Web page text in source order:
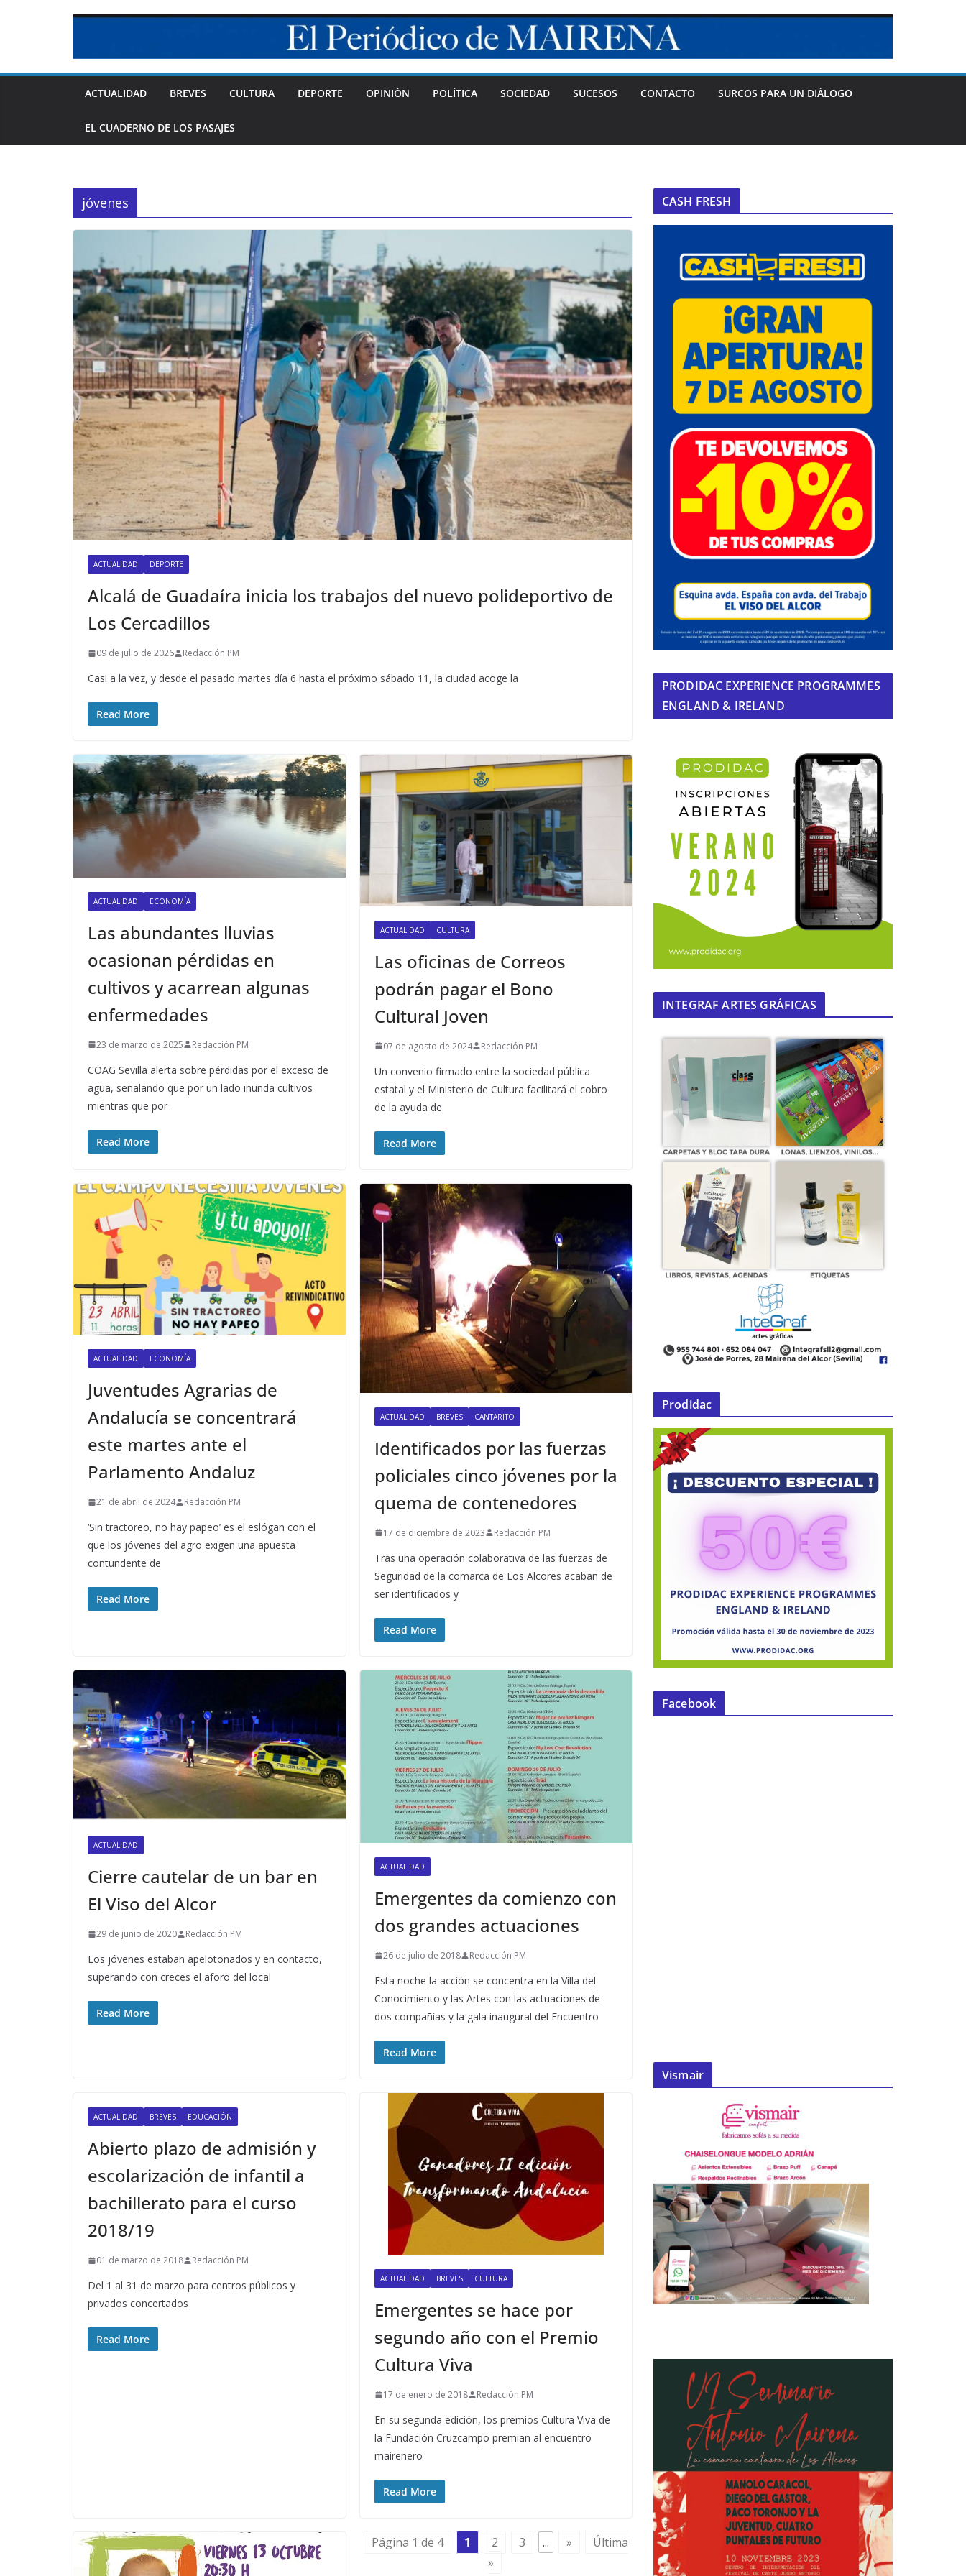
ACTUALIDAD BREVES CULTURA DEPORTE OPINIÓN POLÍTICA SOCIEDAD SUCESOS CONTACTO SURCOS PARA UN DIÁLOGO
EL CUADERNO DE LOS PASAJES
jóvenes
ACTUALIDAD DEPORTE
​Alcalá de Guadaíra inicia los trabajos del nuevo polideportivo de
Los Cercadillos
09 de julio de 2026 Redacción PM
Casi a la vez, y desde el pasado martes día 6 hasta el próximo sábado 11, la ciudad acoge la
Read More
ACTUALIDAD ECONOMÍA
Las abundantes lluvias
ocasionan pérdidas en
cultivos y acarrean algunas
enfermedades
23 de marzo de 2025 Redacción PM
COAG Sevilla alerta sobre pérdidas por el exceso de
agua, señalando que por un lado inunda cultivos
mientras que por
Read More
ACTUALIDAD CULTURA
Las oficinas de Correos
podrán pagar el Bono
Cultural Joven
07 de agosto de 2024 Redacción PM
Un convenio firmado entre la sociedad pública
estatal y el Ministerio de Cultura facilitará el cobro
de la ayuda de
Read More
ACTUALIDAD ECONOMÍA
Juventudes Agrarias de
Andalucía se concentrará
este martes ante el
Parlamento Andaluz
21 de abril de 2024 Redacción PM
‘Sin tractoreo, no hay papeo’ es el eslógan con el
que los jóvenes del agro exigen una apuesta
contundente de
Read More
ACTUALIDAD BREVES CANTARITO
Identificados por las fuerzas
policiales cinco jóvenes por la
quema de contenedores
17 de diciembre de 2023 Redacción PM
Tras una operación colaborativa de las fuerzas de
Seguridad de la comarca de Los Alcores acaban de
ser identificados y
Read More
ACTUALIDAD
Cierre cautelar de un bar en
El Viso del Alcor
29 de junio de 2020 Redacción PM
Los jóvenes estaban apelotonados y en contacto,
superando con creces el aforo del local
Read More
ACTUALIDAD
Emergentes da comienzo con
dos grandes actuaciones
26 de julio de 2018 Redacción PM
Esta noche la acción se concentra en la Villa del
Conocimiento y las Artes con las actuaciones de
dos compañías y la gala inaugural del Encuentro
Read More
ACTUALIDAD BREVES EDUCACIÓN
Abierto plazo de admisión y
escolarización de infantil a
bachillerato para el curso
2018/19
01 de marzo de 2018 Redacción PM
Del 1 al 31 de marzo para centros públicos y
privados concertados
Read More
ACTUALIDAD BREVES CULTURA
Emergentes se hace por
segundo año con el Premio
Cultura Viva
17 de enero de 2018 Redacción PM
En su segunda edición, los premios Cultura Viva de
la Fundación Cruzcampo premian al encuentro
mairenero
Read More
Página 1 de 4 1 2 3 ... »
Última
»
CASH FRESH
PRODIDAC EXPERIENCE PROGRAMMES
ENGLAND & IRELAND
INTEGRAF ARTES GRÁFICAS
Prodidac
Facebook
Vismair